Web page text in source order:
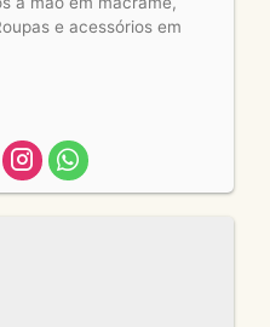
e acessórios em